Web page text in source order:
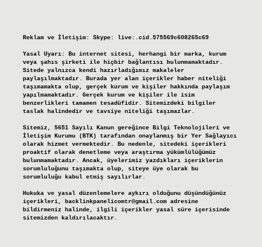
Reklam ve İletişim: Skype: live:.cid.575569c608265c69
Yasal Uyarı:
Bu internet sitesi, herhangi bir marka, kurum
veya şahıs şirketi ile hiçbir bağlantısı bulunmamaktadır.
Sitede yalnızca kendi hazırladığımız makaleler
paylaşılmaktadır. Burada yer alan içerikler haber niteliği
taşımamakta olup, gerçek kurum ve kişiler hakkında paylaşım
yapılmamaktadır. Gerçek kurum ve kişiler ile isim
benzerlikleri tamamen tesadüfidir. Sitemizdeki bilgiler
taslak halindedir ve tavsiye niteliği taşımazlar.
Sitemiz, 5651 Sayılı Kanun gereğince Bilgi Teknolojileri ve
İletişim Kurumu (BTK) tarafından onaylanmış bir Yer Sağlayıcı
olarak hizmet vermektedir. Bu nedenle, sitedeki içerikleri
proaktif olarak denetleme veya araştırma yükümlülüğümüz
bulunmamaktadır. Ancak, üyelerimiz yazdıkları içeriklerin
sorumluluğunu taşımakta olup, siteye üye olarak bu
sorumluluğu kabul etmiş sayılırlar.
Hukuka ve yasal düzenlemelere aykırı olduğunu düşündüğünüz
içerikleri, backlinkpanelicomtr@gmail.comadresine
bildirmeniz halinde, ilgili içerikler yasal süre içerisinde
sitemizden kaldırılacaktır.